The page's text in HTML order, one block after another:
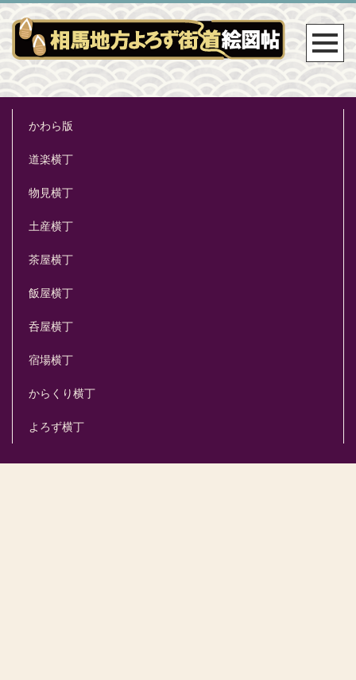
かわら版
道楽横丁
物見横丁
土産横丁
茶屋横丁
飯屋横丁
呑屋横丁
宿場横丁
からくり横丁
よろず横丁